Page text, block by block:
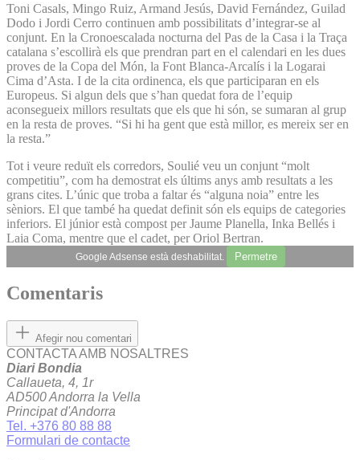
Toni Casals, Mingo Ruiz, Armand Jesús, David Fernández, Guilad
Dodo i Jordi Cerro continuen amb possibilitats d’integrar-se al
conjunt. En la Cronoescalada nocturna del Pas de la Casa i la Traça
catalana s’escollirà els que prendran part en el calendari en les dues
proves de la Copa del Món, la Font Blanca-Arcalís i la Logarai
Cima d’Asta. I de la cita ordinenca, els que participaran en els
Europeus. Si algun dels que s’han quedat fora de l’equip
aconsegueix millors resultats que els que hi són, se sumaran al grup
en la resta de proves. “Si hi ha gent que està millor, es mereix ser en
la resta.”
Tot i veure reduït els corredors, Soulié veu un conjunt “molt
competitiu”, com ha demostrat els últims anys amb resultats a les
grans cites. L’únic que troba a faltar és “alguna noia” entre les
sèniors. El que també ha quedat definit són els equips de categories
inferiors. El júnior està compost per Jaume Planella, Inka Bellés i
Laia Coma, mentre que el cadet, per Oriol Bertran.
Google Adsense està deshabilitat. Permetre
Comentaris
Afegir nou comentari
CONTACTA AMB NOSALTRES
Diari Bondia
Callaueta, 4, 1r
AD500 Andorra la Vella
Principat d'Andorra
Tel. +376 80 88 88
Formulari de contacte